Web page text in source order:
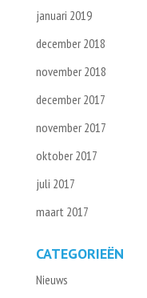
januari 2019
december 2018
november 2018
december 2017
november 2017
oktober 2017
juli 2017
maart 2017
CATEGORIEËN
Nieuws